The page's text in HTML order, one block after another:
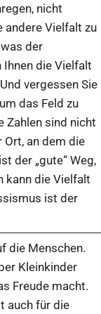
nicht
andere Vielfalt zu
der
Ihnen die Vielfalt
vergessen Sie
das Feld zu
Zahlen sind nicht
an dem die
der „gute“ Weg,
kann die Vielfalt
ist der
die Menschen.
Kleinkinder
Freude macht.
auch für die